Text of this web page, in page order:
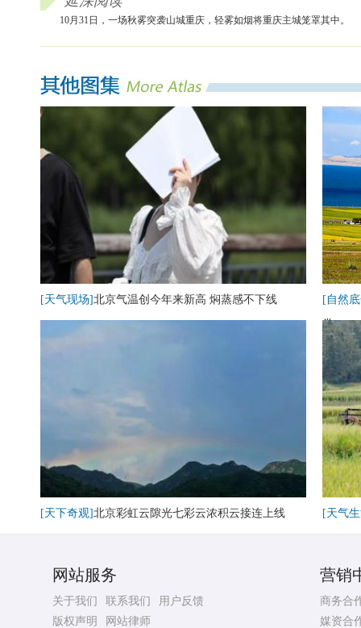
10月31日，一场秋雾突袭山城重庆，轻雾如烟将重庆主城笼罩其中。
[天气现场]北京气温创今年来新高 焖蒸感不下线
[自然
卷
[天下奇观]北京彩虹云隙光七彩云浓积云接连上线 [天气
网站服务
关于我们 联系我们
用户反馈
版权声明
网站律师
营销
商务合
媒资合